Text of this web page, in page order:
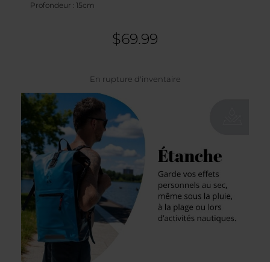
Profondeur : 15cm
$69.99
En rupture d'inventaire